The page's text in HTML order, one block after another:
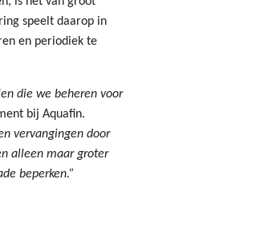
speelt daarop in
en periodiek te
die we beheren voor
bij Aquafin.
vervangingen door
alleen maar groter
beperken.”